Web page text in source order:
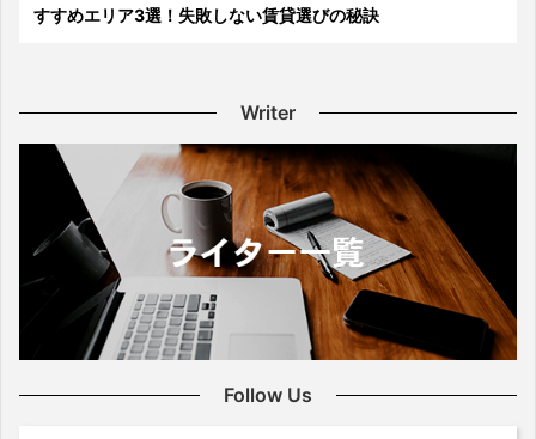
すすめエリア3選！失敗しない賃貸選びの秘訣
Writer
Follow Us